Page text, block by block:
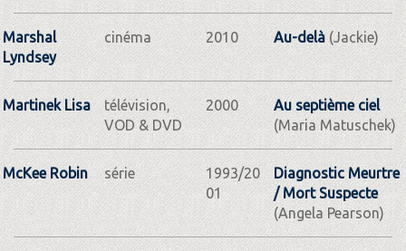
Marshal
Lyndsey
cinéma 2010 Au-delà(Jackie)
Martinek Lisa
télévision,
VOD & DVD
2000
Au septième ciel
(Maria Matuschek)
McKee Robin série
1993/20
01
Diagnostic Meurtre
/ Mort Suspecte
(Angela Pearson)